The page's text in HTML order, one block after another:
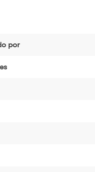
por